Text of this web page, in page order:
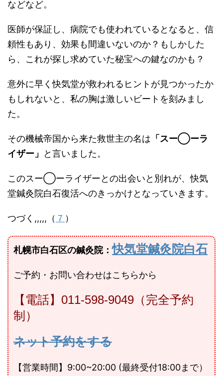
などなど。
医師が保証し、病院でも使われているとなると、信
頼性もあり、効果も間違いないのか？もしかした
ら、これが探し求めていた秘宝への鍵なのかも？
意外に早く快気堂が救われるヒントが見つかったか
もしれないと、私の胸は激しいビートを刻みまし
た。
その機械帝国から来た救世主の名は 「スー◯ーラ
イザー」
と言いました。
このスー◯ーライザーとの出会いと別れが、快気
堂鍼灸院白石復活へのきっかけとなっていきます。
つづく,,,,,（ ７ ）
札幌市白石区の鍼灸院：快気堂鍼灸院白石
ご予約・お問い合わせはこちらから
【電話】011-598-9049（完全予約
制）
ネット予約をする
【営業時間】9:00~20:00 (最終受付18:00まで）